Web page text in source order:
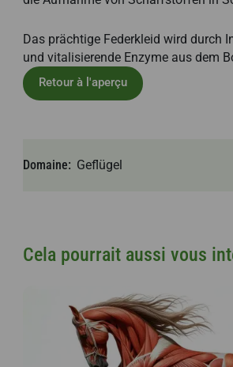
Das prächtige Federkleid wird durch
und vitalisierende Enzyme aus dem
Domaine Geflügel
Cela pourrait aussi vous
Retour à l'aperçu